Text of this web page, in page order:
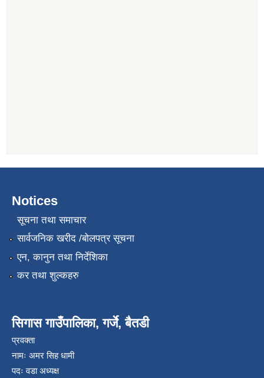
Notices
सूचना तथा समाचार
सार्वजनिक खरीद /बोलपत्र सूचना
एन, कानुन तथा निर्देशिका
कर तथा शुल्कहरु
सिगास गाउँपालिका, गर्जे, बैतडी
प्रवक्ता
नामः अमर सिह धामी
पदः वडा अध्यक्ष